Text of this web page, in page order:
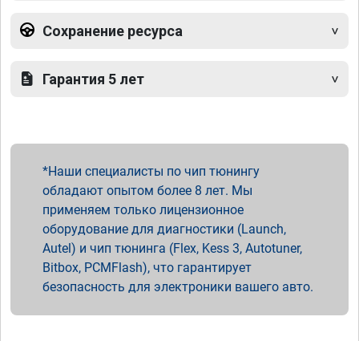
Сохранение ресурса
Гарантия 5 лет
Наши специалисты по чип тюнингу
обладают опытом более 8 лет. Мы
применяем только лицензионное
оборудование для диагностики (Launch,
Autel) и чип тюнинга (Flex, Kess 3, Autotuner,
Bitbox, PCMFlash), что гарантирует
безопасность для электроники вашего авто.